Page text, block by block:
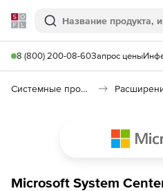
Softline
Поиск
8 (800) 200-08-60Запрос цены
Системные программы
Microsoft System